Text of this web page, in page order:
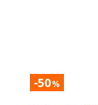
-50%